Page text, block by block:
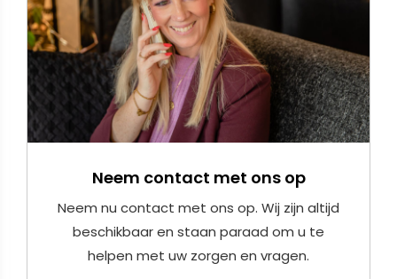
Neem contact met ons op
Neem nu contact met ons op. Wij zijn altijd
beschikbaar en staan paraad om u te
helpen met uw zorgen en vragen.